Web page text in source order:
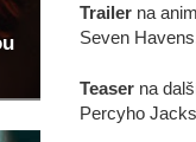
Trailer na
Seven
Teaser na
Percyho